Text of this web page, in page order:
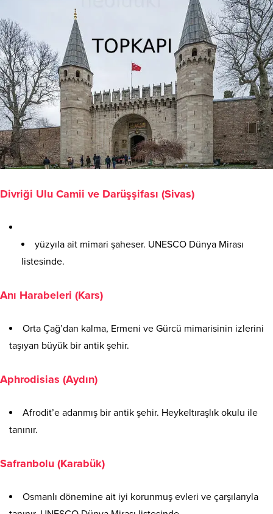
Divriği Ulu Camii ve Darüşşifası (Sivas)
yüzyıla ait mimari şaheser. UNESCO Dünya Mirası
listesinde.
Anı Harabeleri (Kars)
Orta Çağ’dan kalma, Ermeni ve Gürcü mimarisinin izlerini
taşıyan büyük bir antik şehir.
Aphrodisias (Aydın)
Afrodit’e adanmış bir antik şehir. Heykeltıraşlık okulu ile
tanınır.
Safranbolu (Karabük)
Osmanlı dönemine ait iyi korunmuş evleri ve çarşılarıyla